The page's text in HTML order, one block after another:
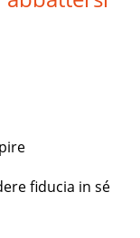
fiducia in sé